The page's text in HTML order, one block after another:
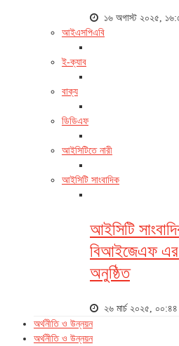
১৬ অগাস্ট ২০২৫,
আইএসপিএবি
ই-ক্যাব
বাক্য
ডিডিএফ
আইসিটিতে নারী
আইসিটি সাংবাদিক
আইসিটি
বিআইজেএফ এর
অনুষ্ঠিত
২৬ মার্চ ২০২৫, ০০:৪৪
অর্থনীতি ও উন্নয়ন
অর্থনীতি ও উন্নয়ন